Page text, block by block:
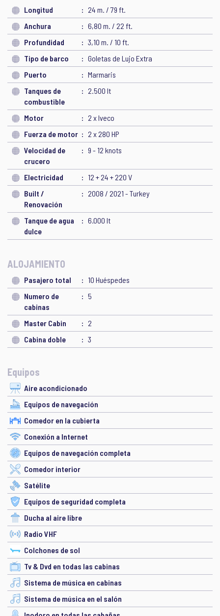
Longitud
24 m. / 79 ft.
Anchura
6,80 m. / 22 ft.
Profundidad
3,10 m. / 10 ft.
Tipo de barco
Goletas de Lujo Extra
Puerto
Marmaris
Tanques de
combustible
2.500 lt
Motor
2 x Iveco
Fuerza de motor
2 x 280 HP
Velocidad de
crucero
9 - 12 knots
Electricidad
12 + 24 + 220 V
Built /
Renovación
2008 / 2021 - Turkey
Tanque de agua
dulce
6.000 lt
ALOJAMIENTO
Pasajero total
10 Huéspedes
Numero de
cabinas
5
Master Cabin
2
Cabina doble
3
Equipos
Aire acondicionado
Equipos de navegación
Comedor en la cubierta
Conexión a Internet
Equipos de navegación completa
Comedor interior
Satélite
Equipos de seguridad completa
Ducha al aire libre
Radio VHF
Colchones de sol
Tv & Dvd en todas las cabinas
Sistema de música en cabinas
Sistema de música en el salón